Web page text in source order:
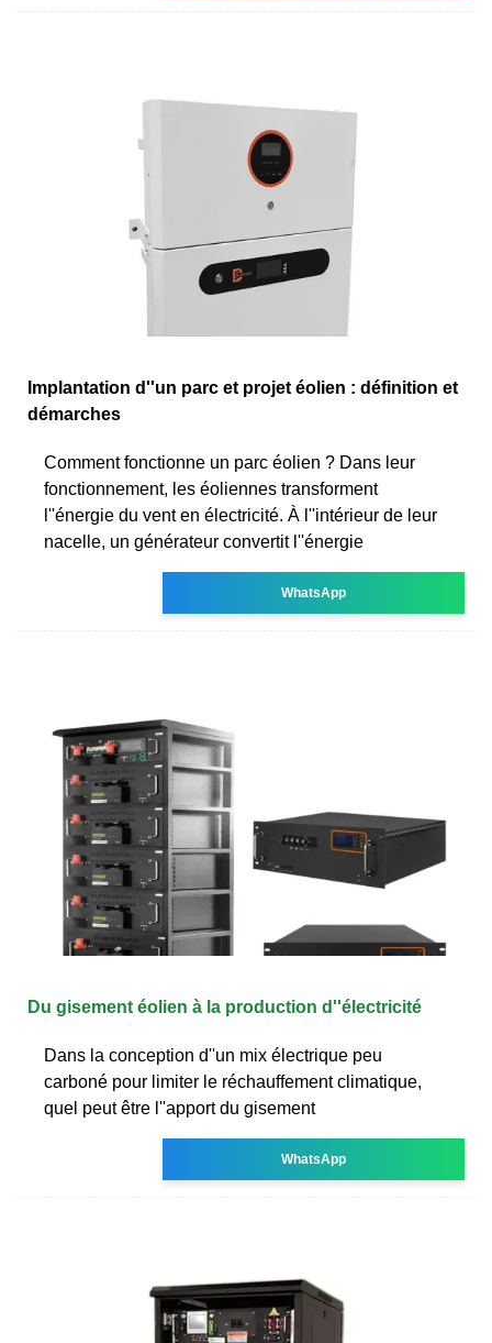
Implantation d''un parc et projet éolien : définition et
démarches
Comment fonctionne un parc éolien ? Dans leur
fonctionnement, les éoliennes transforment
l''énergie du vent en électricité. À l''intérieur de leur
nacelle, un générateur convertit l''énergie
WhatsApp
Du gisement éolien à la production d''électricité
Dans la conception d''un mix électrique peu
carboné pour limiter le réchauffement climatique,
quel peut être l''apport du gisement
WhatsApp